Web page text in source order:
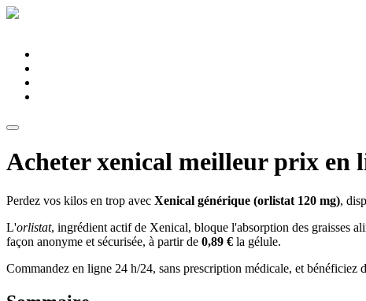
Acheter xenical meilleur prix en
Perdez vos kilos en trop avec Xenical générique (orlistat 120 mg),
L'orlistat, ingrédient actif de Xenical, bloque l'absorption des graisses
façon anonyme et sécurisée, à partir de 0,89 € la gélule.
Commandez en ligne 24 h/24, sans prescription médicale, et bénéficiez